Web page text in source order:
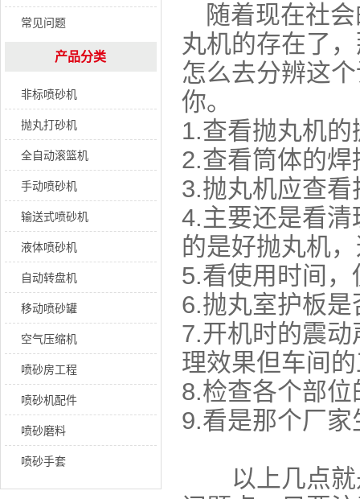
随着现在社会
丸机的存在了
怎么去分辨这
你。
1.查看抛丸机
2.查看筒体的
3.抛丸机应查
4.主要还是看
的是好抛丸机
5.看使用时间
6.抛丸室护板
7.开机时的震
理效果但车间
8.检查各个部
9.看是那个厂
以上几点就
常见问题
产品分类
非标喷砂机
抛丸打砂机
全自动滚篮机
手动喷砂机
输送式喷砂机
液体喷砂机
自动转盘机
移动喷砂罐
空气压缩机
喷砂房工程
喷砂机配件
喷砂磨料
喷砂手套